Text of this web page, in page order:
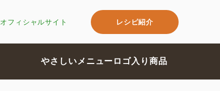
オフィシャルサイト レシピ紹介
やさしいメニューロゴ入り商品